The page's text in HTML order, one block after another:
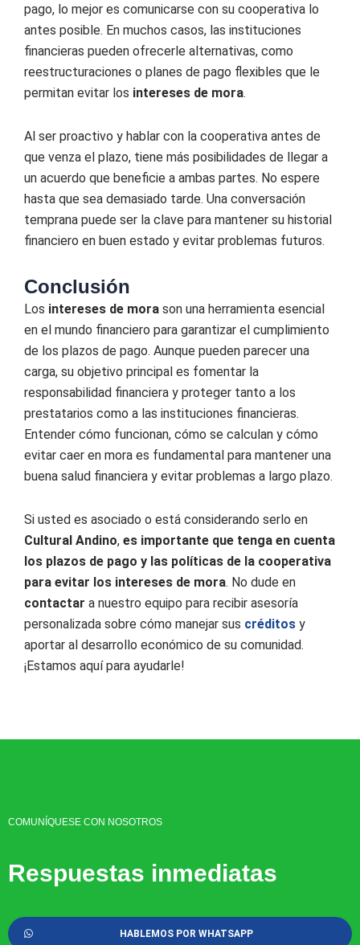
pago, lo mejor es comunicarse con su cooperativa lo
antes posible. En muchos casos, las instituciones
financieras pueden ofrecerle alternativas, como
reestructuraciones o planes de pago flexibles que le
permitan evitar los intereses de mora.
Al ser proactivo y hablar con la cooperativa antes de
que venza el plazo, tiene más posibilidades de llegar a
un acuerdo que beneficie a ambas partes. No espere
hasta que sea demasiado tarde. Una conversación
temprana puede ser la clave para mantener su historial
financiero en buen estado y evitar problemas futuros.
Conclusión
Los intereses de mora son una herramienta esencial
en el mundo financiero para garantizar el cumplimiento
de los plazos de pago. Aunque pueden parecer una
carga, su objetivo principal es fomentar la
responsabilidad financiera y proteger tanto a los
prestatarios como a las instituciones financieras.
Entender cómo funcionan, cómo se calculan y cómo
evitar caer en mora es fundamental para mantener una
buena salud financiera y evitar problemas a largo plazo.
Si usted es asociado o está considerando serlo en
Cultural Andino, es importante que tenga en cuenta
los plazos de pago y las políticas de la cooperativa
para evitar los intereses de mora. No dude en
contactar a nuestro equipo para recibir asesoría
personalizada sobre cómo manejar sus créditos y
aportar al desarrollo económico de su comunidad.
¡Estamos aquí para ayudarle!
COMUNÍQUESE CON NOSOTROS
Respuestas inmediatas
HABLEMOS POR WHATSAPP